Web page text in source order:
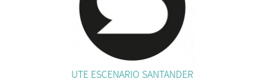
UTE ESCENARIO SANTANDER